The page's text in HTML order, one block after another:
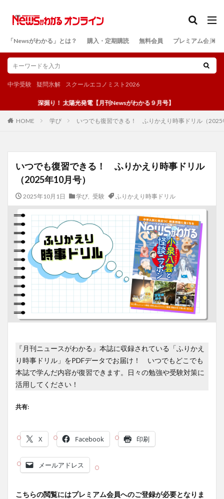
「Newsがわかる」とは？ 購入・定期購読 無料会員 プレミアム会員
中学受験 疑問氷解 スクールエコノミスト2026
深掘り！ 太陽光発電【月刊Newsがわかる９月号】
HOME 学び いつでも復習できる！ ふりかえり時事ドリル（2025
いつでも復習できる！ ふりかえり時事ドリル
（2025年10月号）
2025年10月1日 学び 受験 ふりかえり時事ドリル
『月刊ニュースがわかる』本誌に収録されている「ふりかえ
り時事ドリル」をPDFデータでお届け！ いつでもどこでも
本誌で学んだ内容が復習できます。日々の勉強や受験対策に
活用してください！
共有:
X Facebook 印刷
メールアドレス
こちらの閲覧にはプレミアム会員へのご登録が必要となりま
検索